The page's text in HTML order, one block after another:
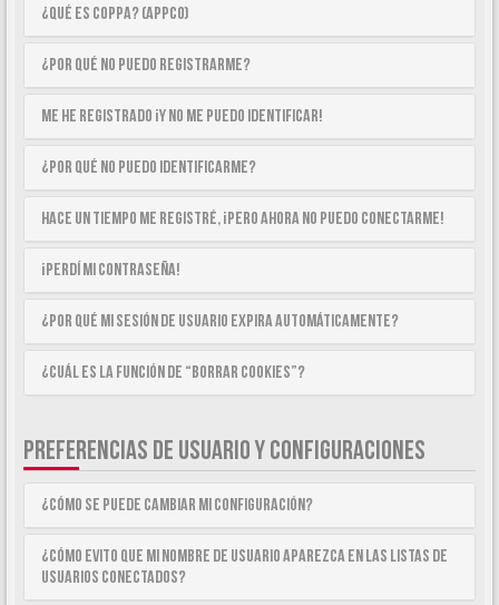
¿Qué es COPPA? (APPCO)
¿Por qué no puedo registrarme?
Me he registrado ¡y no me puedo identificar!
¿Por qué no puedo identificarme?
Hace un tiempo me registré, ¡pero ahora no puedo conectarme!
¡Perdí mi contraseña!
¿Por qué mi sesión de usuario expira automáticamente?
¿Cuál es la función de “Borrar cookies”?
PREFERENCIAS DE USUARIO Y CONFIGURACIONES
¿Cómo se puede cambiar mi configuración?
¿Cómo evito que mi nombre de usuario aparezca en las listas de
usuarios conectados?